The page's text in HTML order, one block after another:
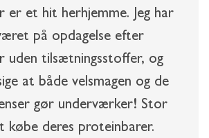
er et hit herhjemme. Jeg har
på opdagelse efter
uden tilsætningsstoffer, og
at både velsmagen og de
gør underværker! Stor
købe deres proteinbarer.